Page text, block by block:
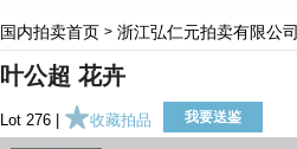
国内拍卖首页 > 浙江弘仁元拍卖有限公司
叶公超 花卉
Lot 276 | 收藏拍品 我要送鉴